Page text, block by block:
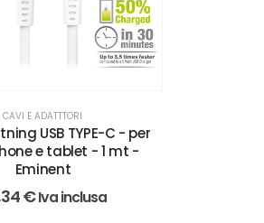
CAVI E ADATTTORI
USB TYPE-C - per
e tablet - 1 mt -
Eminent
€Iva inclusa